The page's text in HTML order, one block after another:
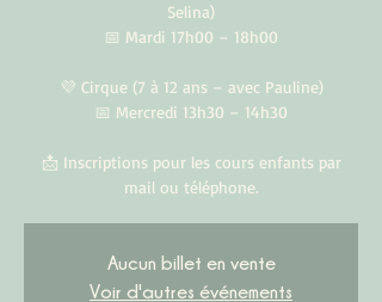
Selina)
📅 Mardi 17h00 – 18h00
💜 Cirque (7 à 12 ans – avec Pauline)
📅 Mercredi 13h30 – 14h30
📩 Inscriptions pour les cours enfants par
mail ou téléphone.
Aucun billet en vente
Voir d'autres événements